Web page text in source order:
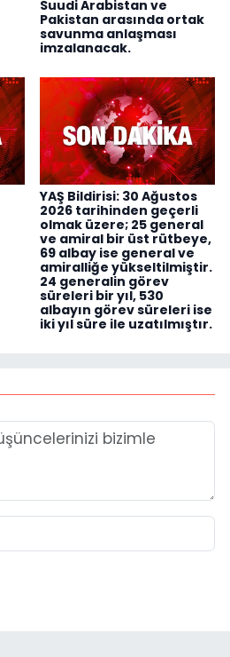
Suudi Arabistan ve
Pakistan arasında ortak
savunma anlaşması
imzalanacak.
YAŞ Bildirisi: 30 Ağustos
2026 tarihinden geçerli
olmak üzere; 25 general
ve amiral bir üst rütbeye,
69 albay ise general ve
amiralliğe yükseltilmiştir.
24 generalin görev
süreleri bir yıl, 530
albayın görev süreleri ise
iki yıl süre ile uzatılmıştır.